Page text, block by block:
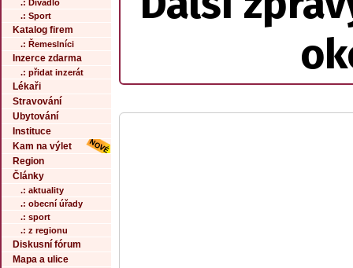
.: Divadlo
.: Sport
Katalog firem
.: Řemeslníci
Inzerce zdarma
.: přidat inzerát
Lékaři
Stravování
Ubytování
Instituce
Kam na výlet
Region
Články
.: aktuality
.: obecní úřady
.: sport
.: z regionu
Diskusní fórum
Mapa a ulice